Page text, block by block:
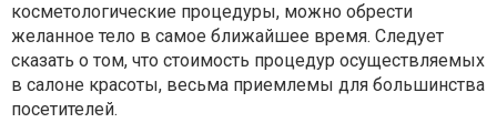
косметологические процедуры, можно обрести
желанное тело в самое ближайшее время. Следует
сказать о том, что стоимость процедур осуществляемых
в салоне красоты, весьма приемлемы для большинства
посетителей.